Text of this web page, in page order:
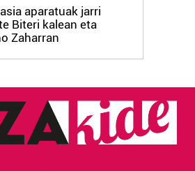
Zure esperientzia eta
asmoz, cookie teknologiaz
aparatuak jarri
Biteri kalean eta
Zaharran